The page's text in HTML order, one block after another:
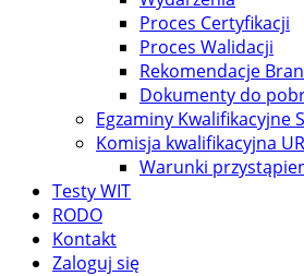
Proces Certyfikacji
Proces Walidacji
Rekomendacje
Dokumenty do
Egzaminy Kwalifikacyjne
Komisja kwalifikacyjna
Warunki
Testy WIT
RODO
Kontakt
Zaloguj się